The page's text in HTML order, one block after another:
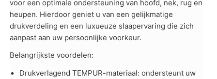
voor een optimale ondersteuning van hoofd, nek, rug en
heupen. Hierdoor geniet u van een gelijkmatige
drukverdeling en een luxueuze slaapervaring die zich
aanpast aan uw persoonlijke voorkeur.
Belangrijkste voordelen:
Drukverlagend TEMPUR-materiaal: ondersteunt uw